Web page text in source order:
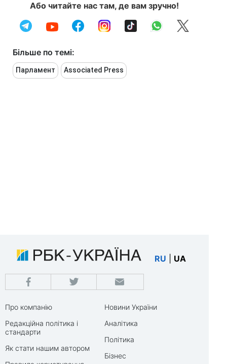
Або читайте нас там, де вам зручно!
Більше по темі:
Парламент Associated Press
RU UA
Про компанію
Редакційна політика і
стандарти
Як стати нашим автором
Новини України
Аналітика
Політика
Бізнес